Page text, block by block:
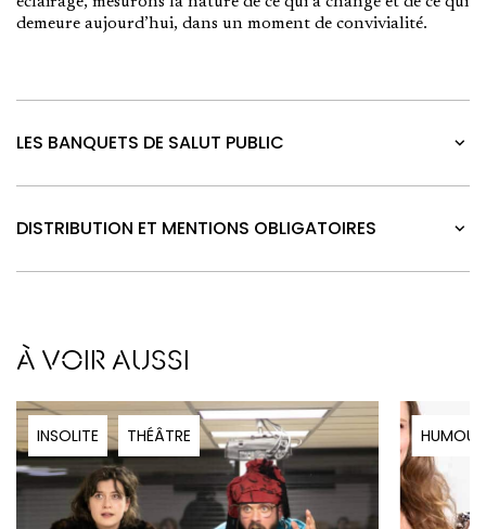
demeure aujourd’hui, dans un moment de convivialité.
LES BANQUETS DE SALUT PUBLIC
DISTRIBUTION ET MENTIONS OBLIGATOIRES
À VOIR AUSSI
INSOLITE THÉÂTRE